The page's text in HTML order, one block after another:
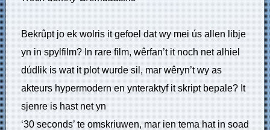
Bekrûpt jo ek wolris it gefoel dat wy mei ús allen libje
yn in spylfilm? In rare film, wêrfan’t it noch net alhiel
dúdlik is wat it plot wurde sil, mar wêryn’t wy as
akteurs hypermodern en ynteraktyf it skript bepale? It
sjenre is hast net yn
‘30 seconds’ te omskriuwen, mar ien tema hat in soad